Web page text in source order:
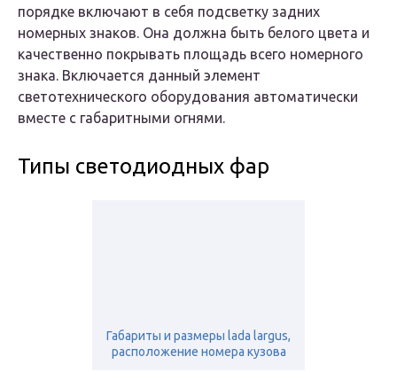
порядке включают в себя подсветку задних
номерных знаков. Она должна быть белого цвета и
качественно покрывать площадь всего номерного
знака. Включается данный элемент
светотехнического оборудования автоматически
вместе с габаритными огнями.
Типы светодиодных фар
Габариты и размеры lada largus,
расположение номера кузова